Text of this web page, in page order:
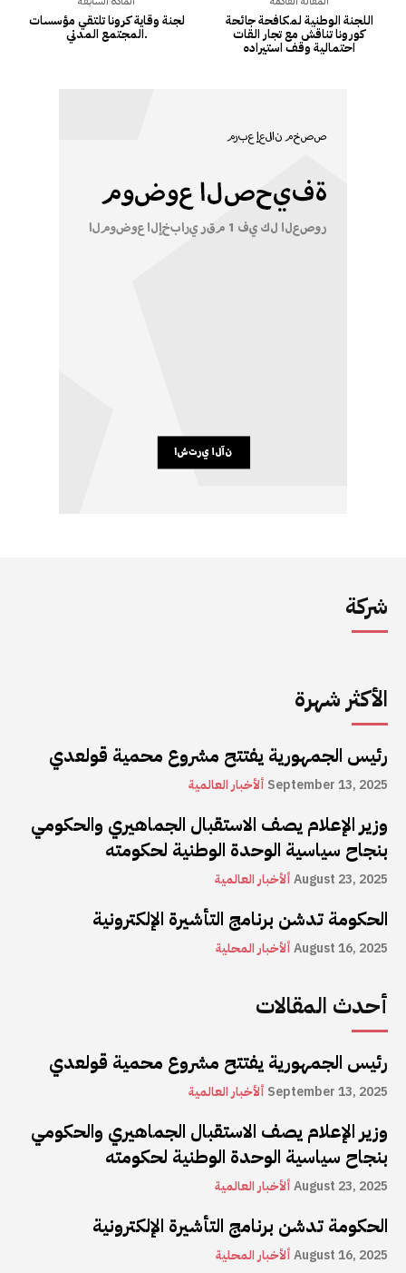
شركة
الأكثر شهرة
رئيس الجمهورية يفتتح مشروع محمية قولعدي
ألأخبار العالمية September 13, 2025
وزير الإعلام يصف الاستقبال الجماهيري والحكومي
بنجاح سياسية الوحدة الوطنية لحكومته
ألأخبار العالميةAugust 23, 2025
الحكومة تدشن برنامج التأشيرة الإلكترونية
ألأخبار المحليةAugust 16, 2025
أحدث المقالات
رئيس الجمهورية يفتتح مشروع محمية قولعدي
ألأخبار العالمية September 13, 2025
وزير الإعلام يصف الاستقبال الجماهيري والحكومي
بنجاح سياسية الوحدة الوطنية لحكومته
ألأخبار العالميةAugust 23, 2025
الحكومة تدشن برنامج التأشيرة الإلكترونية
ألأخبار المحليةAugust 16, 2025